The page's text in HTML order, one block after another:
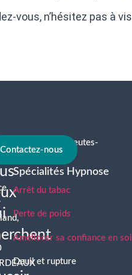
vous, n’hésitez pas
Contactez-nous
Spécialités Hypnose
Arrêt du tabac
Perte de poids
Améliorer sa confiance en soi
Deuil et rupture